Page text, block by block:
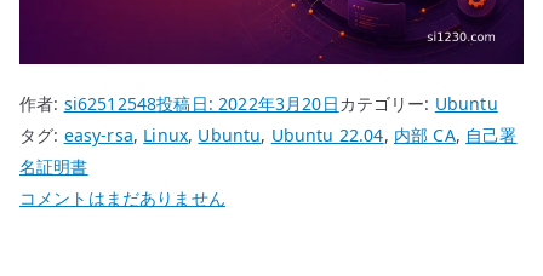
作者: si62512548投稿日:2022年3月20日カテゴリー: Ubuntu
タグ: easy-rsa, Linux, Ubuntu, Ubuntu 22.04, 内部 CA, 自己署
名証明書
Ubuntu
コメントはまだありません